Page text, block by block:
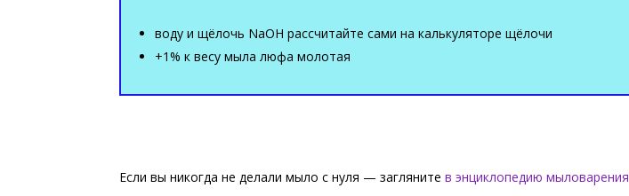
воду и щёлочь NaOH рассчитайте сами на калькуляторе щёлочи
+1% к весу мыла люфа молотая
Если вы никогда не делали мыло с нуля — заглянитев энциклопедию мыловарения